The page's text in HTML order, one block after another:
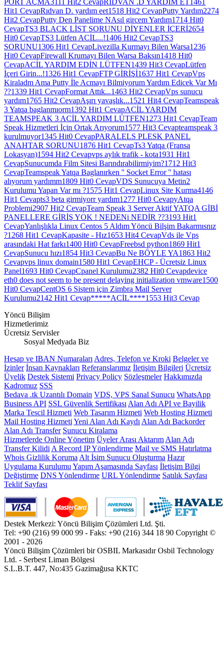
Hit1 CevapRıdvan D. yardım eet1518 Hit2 CevapPutty Yardım2274
Hit2 CevapPutty Den Panelime NAsıl gircem Yardım1714 Hit0
CevapTS3 BLACK LİST SORUNU DİYENLER İÇERİ2654
Hit0 CevapTS3 Lütfen ACİL...!1406 Hit2 CevapTS3
SORUNU1306 Hit1 CevapLivezilla Kurmayı Bilen Warsa1236
Hit0 CevapFirewall Krumayı Bilen Warsa Baksın1418 Hit0
CevapACİL YARDIM EDİN LÜTFEN1439 Hit3 CevapLütfen
İçeri Girin...!1326 Hit1 CevapFTP GİRİŞİ1637 Hit1 CevapVps
Kiraladm Ama Putty İle Acmayı Bilmiyorum Yardım Edicek Var Mı
??1339 Hit1 CevapFormat Attık...1463 Hit2 CevapVps sunucu
yardım1765 Hit2 CevapAşırı yavaşlık...1521 Hit4 CevapTeamspeak
3 Yatqa baglanmıorm1392 Hit1 CevapACİL YARDIM
TEAMSPEAK 3 ACİL YARDIM LÜTFEN1273 Hit1 CevapTeam
Speak Hizmetleri İçin Ortak Arıyorum1577 Hit3 Cevapteamspeak 3
kurulmuyor1345 Hit0 CevapPARALELS PLESK PANEL
ANAHTAR SORUNU1876 Hit1 CevapTs3 Yatqa (Fransa
Lokasyan)1594 Hit2 Cevapvps aylık trafik - kota1931 Hit1
CevapSunucumda Film Sitesi Barındırabilirmiyim?1712 Hit3
CevapTeamspeak Yatqa Baglanırken '' Socket Error '' hatası
alıyorum yardımm1809 Hit0 CevapVDS Sunucuya Metin2
Kurulumu Yapan Var mı ?1575 Hit1 CevapLinux Site Kurma4146
Hit1 Cevapts3 beta girmiyorr yardım1277 Hit0 CevapyAtqa
Problemi2907 Hit2 CevapTeam Speak 3 Server Aktif YATQA GİBİ
PANELLERE GİRİŞ YOK ! NEDENi NEDİR ??3193 Hit1
CevapYanlışlıkla Linux Centos 5 Aldım Yöncü Bilşim Bakarmısnız
?1268 Hit1 CevapKapasite - Hız1653 Hit4 CevapVds ile Vps
arasındaki Hat farkı1400 Hit0 CevapFreebsd python1869 Hit1
CevapSunucu hızı1854 Hit3 CevapBu Ne BÖYLE YA1863 Hit2
Cevapvps linux domain1580 Hit1 CevapEHCP - Ücretsiz Linux
Panel1693 Hit0 CevapCpanel Kurulumu2382 Hit0 Cevapdevice
eth0 does not seem to be present delaying initialization vmware1500
Hit0 CevapCentOS 6 Sistem için Zimbra Mail Server
Kurulumu2142 Hit1 Cevap*****ACİL****1553 Hit3 Cevap
Yöncü Bilişim
Hizmetlerimiz
Ücretsiz Servisler
Sosyal Medyada Biz
Hesap ve IBAN Numaraları Adres, Telefon ve Kroki Belgeler ve
İzinler İnsan Kaynakları Referanslarımız İletişim Bilgileri Ücretsiz
Üyelik Destek Sistemi Privacy Policy Sözleşmeler Hakkımızda
Kadromuz SSS
Bedava .tk Uzantılı Domain VDS, VPS Sanal Sunucu WhatsApp
Business API SSL Güvenlik Sertifikası Alan Adı API ve Bayilik
Marka Tescil Hizmeti Web Tasarım Hizmeti Web Hosting Hizmeti
Mail Hosting Hizmeti Yeni Alan Adı Kaydı Alan Adı Backorder
Alan Adı Transfer Sunucu Kiralama
Hizmetlerde Online Yönetim Üyeler Arası Aktarım Alan Adı
Transfer Kilidi A Record IP Yönlendirme Mail ve SMS Hatırlatma
Whois Gizlilik Koruma Alt İsim Sunucu Oluşturma Hazır
Uygulama Kurulumu Yapım Aşamasında Sayfası İletişim Bilgi
Değiştirme DNS Yönlendirme URL Yönlendirme Satılık Sayfası
Teklif Sayfası
Destek Merkezi: Yöncü Bilişim Çözümleri Ltd. Şti.
Tel: +90 (216) 99 000 99 - Faks: +90 (216) 344 18 90 Copyright ©
2001 - 2026
Yöncü Bilişim Çözümleri bir OSBIL Markasıdır Osbil Technology
Ltd. - Serbest Liman Bölgesi
S.L.B.T. 447, No:435 Gazimağusa KKTC